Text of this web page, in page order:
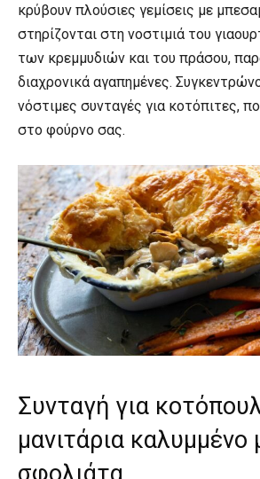
κρύβουν πλούσιες γεμίσεις με
στηρίζονται στη νοστιμιά του
των κρεμμυδιών και του πράσου,
διαχρονικά αγαπημένες.
νόστιμες συνταγές για κοτόπιτες,
στο φούρνο σας.
Συνταγή για
μανιτάρια καλυμμένο